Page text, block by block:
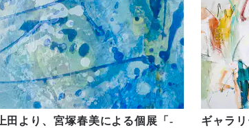
田より、宮塚春美による個展「- ギャラ